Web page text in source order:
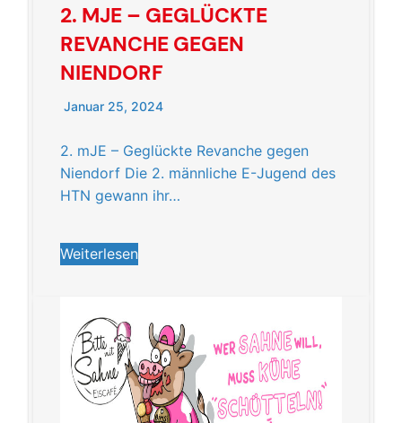
2. MJE – GEGLÜCKTE
REVANCHE GEGEN
NIENDORF
Januar 25, 2024
2. mJE – Geglückte Revanche gegen
Niendorf Die 2. männliche E-Jugend des
HTN gewann ihr…
Weiterlesen